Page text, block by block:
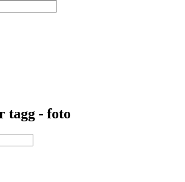
tagg - foto